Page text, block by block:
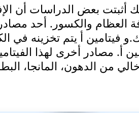
أثبتت بعض الدراسات أن
العظام والكسور. أحد مصادر
فيتامين أ يتم تخزينه في
أ. مصادر أخرى لهذا
من الدهون، المانجا،